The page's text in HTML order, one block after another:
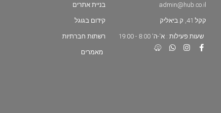
admin@hub.co.il
קקל 41, ק.ביאליק
שעות פעילות : א'-ה' 8:00 - 19:00
בניית אתרים
קידום בגוגל
רשתות חברתיות
מאמרים